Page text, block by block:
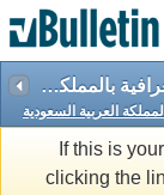
الملتقى الوطني التاسع لنظم المعلومات الجغرافية بالمملكة العربية السعودية
العربية السعودية
If this is
clicking the